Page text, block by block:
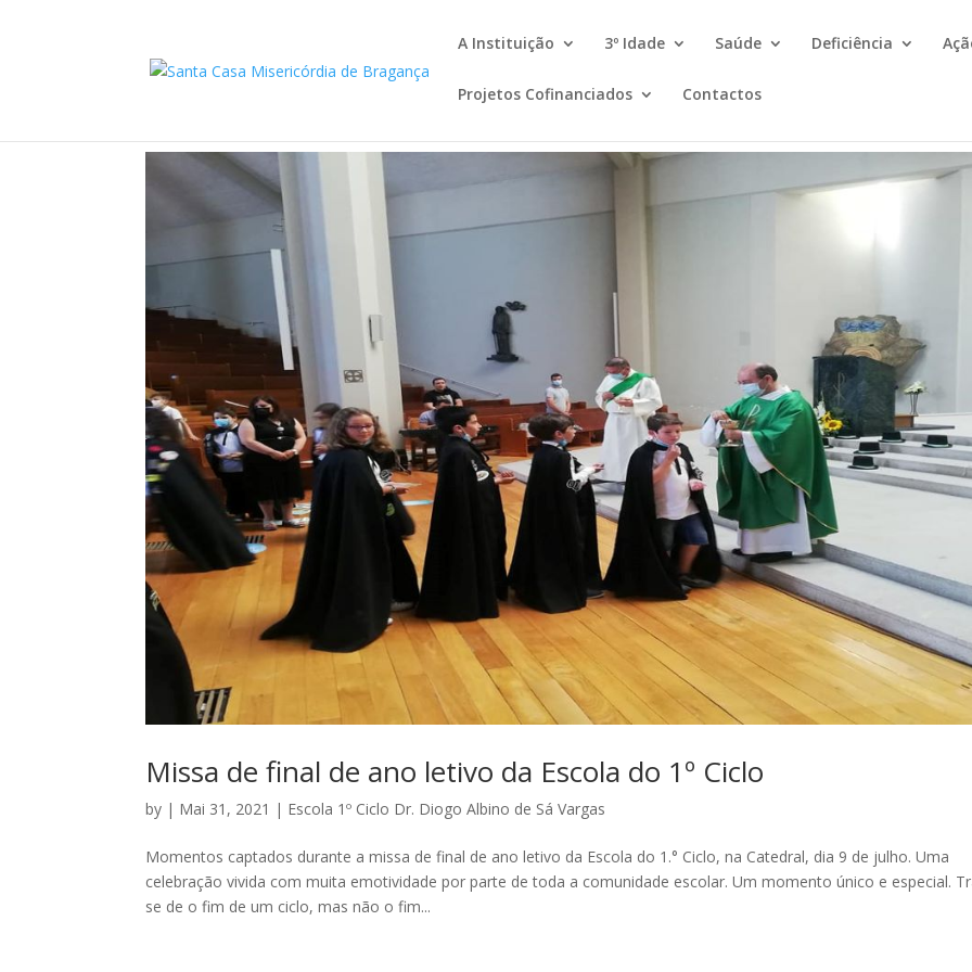
A Instituição 3º Idade Saúde Deficiência
Projetos Cofinanciados Contactos
Missa de final de ano letivo da Escola do 1º Ciclo
by | Mai 31, 2021 | Escola 1º Ciclo Dr. Diogo Albino de Sá Vargas
Momentos captados durante a missa de final de ano letivo da Escola do 1.° Ciclo, na Catedral, dia 9 de julho. Uma
celebração vivida com muita emotividade por parte de toda a comunidade escolar. Um momento único e especial.
se de o fim de um ciclo, mas não o fim...